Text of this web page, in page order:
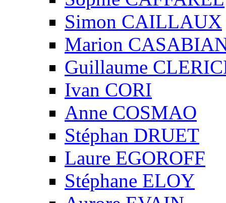
Simon CAILLAUX
Marion
Guillaume
Ivan CORI
Anne COSMAO
Stéphan DRUET
Laure EGOROFF
Stéphane ELOY